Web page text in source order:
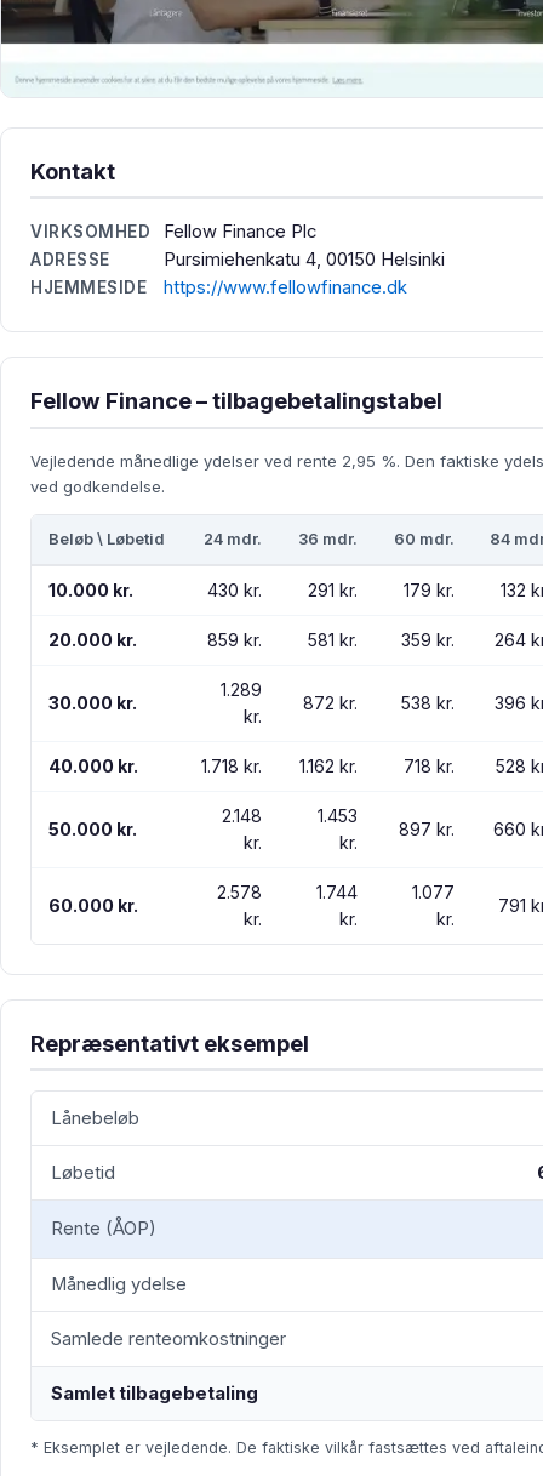
Kontakt
VIRKSOMHED Fellow Finance Plc
ADRESSE Pursimiehenkatu 4, 00150 Helsinki
HJEMMESIDE https://www.fellowfinance.dk
Fellow Finance – tilbagebetalingstabel
Vejledende månedlige ydelser ved rente 2,95 %. Den faktiske
ved godkendelse.
Beløb \ Løbetid 24 mdr. 36 mdr. 60 mdr. 84
10.000 kr. 430 kr. 291 kr. 179 kr. 132
20.000 kr. 859 kr. 581 kr. 359 kr. 264
30.000 kr.
1.289
kr.
872 kr. 538 kr. 396
40.000 kr. 1.718 kr. 1.162 kr. 718 kr. 528
50.000 kr.
2.148
kr.
1.453
kr.
897 kr. 660
60.000 kr.
2.578
kr.
1.744
kr.
1.077
kr.
791
Repræsentativt eksempel
Lånebeløb
Løbetid
Rente (ÅOP)
Månedlig ydelse
Samlede renteomkostninger
Samlet tilbagebetaling
* Eksemplet er vejledende. De faktiske vilkår fastsættes ved